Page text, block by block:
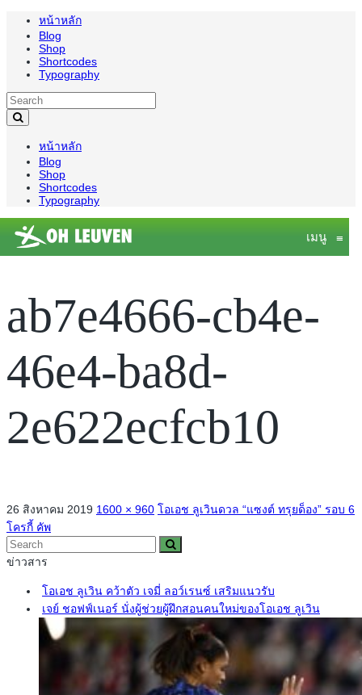
หน้าหลัก
Blog
Shop
Shortcodes
Typography
หน้าหลัก
Blog
Shop
Shortcodes
Typography
เมนู ≡
ab7e4666-cb4e-
46e4-ba8d-
2e622ecfcb10
26 สิงหาคม 2019 1600 × 960 โอเอช ลูเวินดวล “แซงต์ ทรุยด็อง” รอบ 6
โครกี้ คัพ
ข่าวสาร
โอเอช ลูเวิน คว้าตัว เจมี่ ลอว์เรนซ์ เสริมแนวรับ
เจย์ ชอฟฟ์เนอร์ นั่งผู้ช่วยผู้ฝึกสอนคนใหม่ของโอเอช ลูเวิน